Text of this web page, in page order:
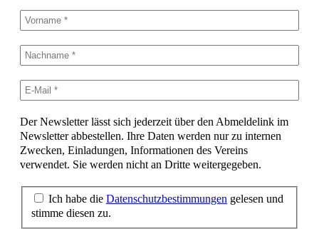
Der Newsletter lässt sich jederzeit über den Abmeldelink im
Newsletter abbestellen. Ihre Daten werden nur zu internen
Zwecken, Einladungen, Informationen des Vereins
verwendet. Sie werden nicht an Dritte weitergegeben.
Ich habe die Datenschutzbestimmungen gelesen und
stimme diesen zu.